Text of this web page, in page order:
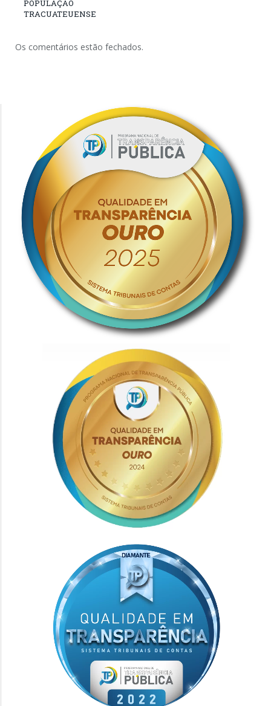
POPULAÇÃO
TRACUATEUENSE
Os comentários estão fechados.